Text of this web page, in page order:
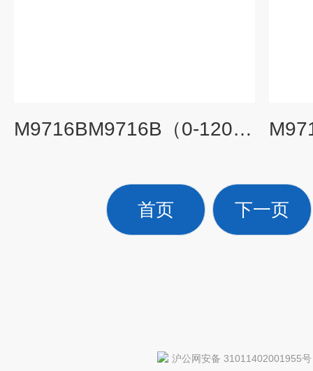
M9716BM9716B（0-120A/0-500V/2400W）可编程直流电子负载
首页 下一页
沪公网安备 31011402001955号